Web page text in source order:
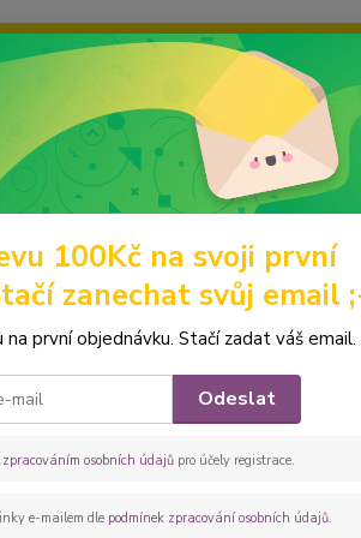
mnohem víc – napište mi a společně
Hledat
na očkovací průkazy z barevných látek
na očkovák -
100Kč na svoji první
zanechat svůj email
první objednávku. Stačí zadat váš email.
Odeslat
zpracováním osobních údajůpro účely registrace.
e-mailem dle podmínek zpracování osobních údajů.